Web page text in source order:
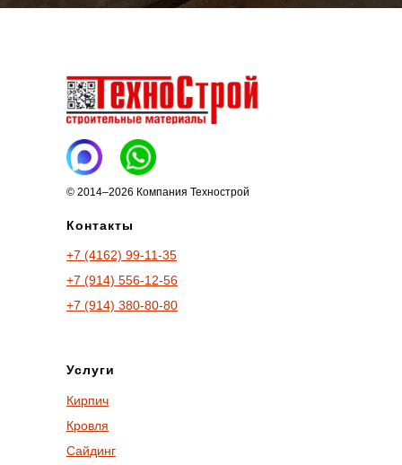
Контакты
+7 (4162) 99-11-35
+7 (914) 556-12-56
+7 (914) 380-80-80
Услуги
Кирпич
Кровля
Сайдинг
© 2014–2026 Компания Технострой